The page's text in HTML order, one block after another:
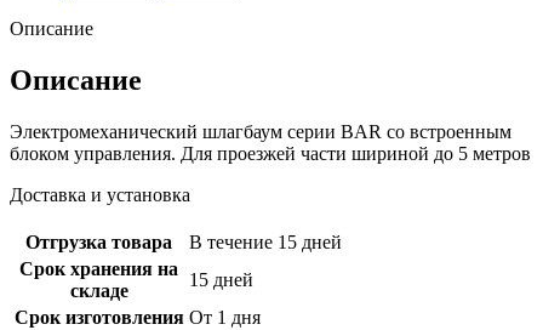
Описание
Описание
Электромеханический шлагбаум серии BAR со встроенным
блоком управления. Для проезжей части шириной до 5 метров
Доставка и установка
Отгрузка товара
В течение 15 дней
Срок хранения на
складе
15 дней
Срок изготовления От 1 дня